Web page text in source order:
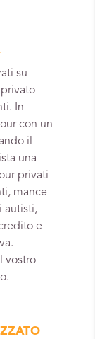
su
In
con un
il
una
privati
mance
autisti,
e
vostro